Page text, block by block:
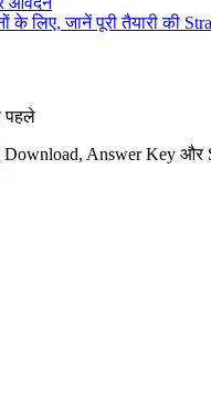
लिए, जानें पूरी तैयारी की
पहले
Download, Answer Key और